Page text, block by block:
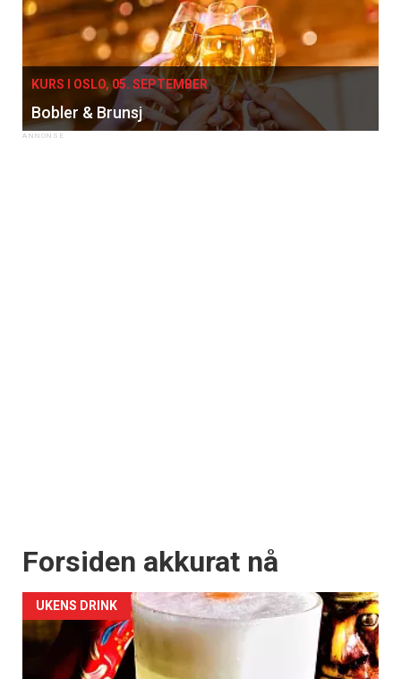
KURS I OSLO, 05. SEPTEMBER
Bobler & Brunsj
Forsiden akkurat nå
UKENS DRINK